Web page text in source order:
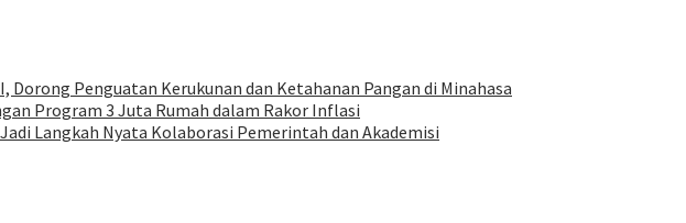
Dorong Penguatan Kerukunan dan Ketahanan Pangan di Minahasa
Program 3 Juta Rumah dalam Rakor Inflasi
Langkah Nyata Kolaborasi Pemerintah dan Akademisi